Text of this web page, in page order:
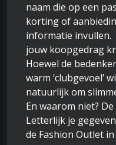
naam die op een
korting of
informatie invullen.
jouw koopgedrag
Hoewel de
warm ‘clubgevoel’
natuurlijk om
En waarom niet?
Letterlijk je
de Fashion Outlet